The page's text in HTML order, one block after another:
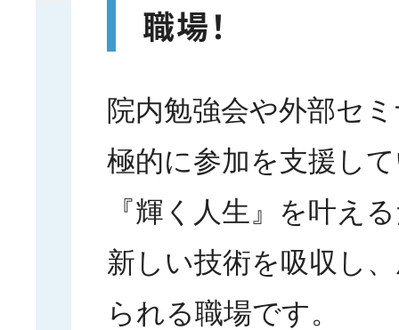
職場！
院内勉強会や外部セ
極的に参加を支援し
『輝く人生』を叶え
新しい技術を吸収し
られる職場です。